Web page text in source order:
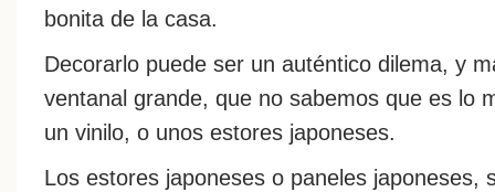
bonita de la casa.
Decorarlo puede ser un auténtico dilema, y
ventanal grande, que no sabemos que es lo
un vinilo, o unos estores japoneses.
Los estores japoneses o paneles japoneses,